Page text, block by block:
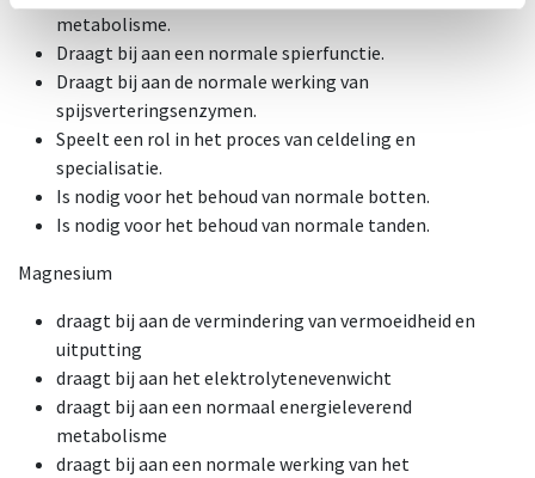
metabolisme.
Draagt bij aan een normale spierfunctie.
Draagt bij aan de normale werking van
spijsverteringsenzymen.
Speelt een rol in het proces van celdeling en
specialisatie.
Is nodig voor het behoud van normale botten.
Is nodig voor het behoud van normale tanden.
Magnesium
draagt bij aan de vermindering van vermoeidheid en
uitputting
draagt bij aan het elektrolytenevenwicht
draagt bij aan een normaal energieleverend
metabolisme
draagt bij aan een normale werking van het